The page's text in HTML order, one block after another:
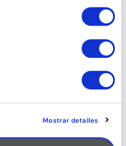
Mostrar detalles